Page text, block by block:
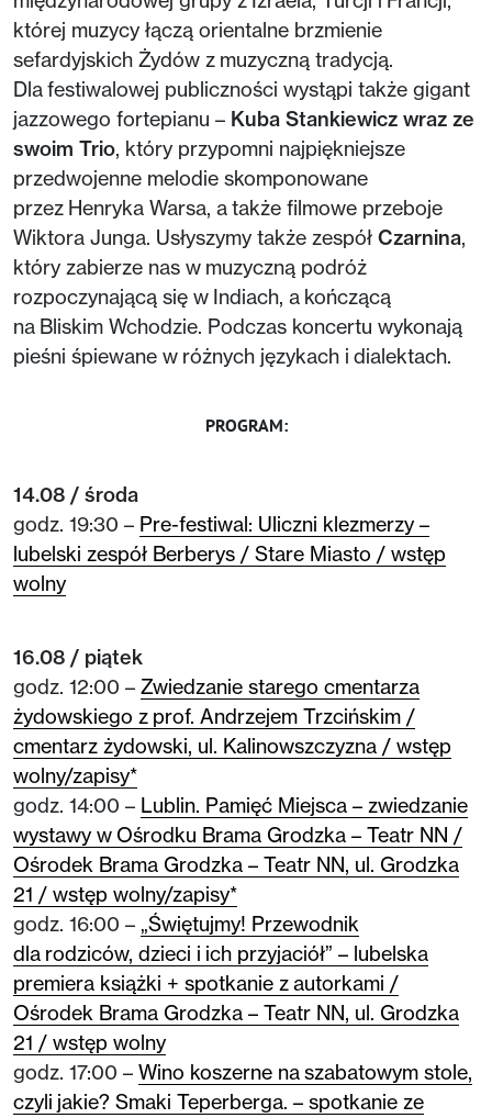
której muzycy łączą orientalne brzmienie
sefardyjskich Żydów z muzyczną tradycją.
Dla festiwalowej publiczności wystąpi także gigant
jazzowego fortepianu – Kuba Stankiewicz wraz ze
swoim Trio, który przypomni najpiękniejsze
przedwojenne melodie skomponowane
przez Henryka Warsa, a także filmowe przeboje
Wiktora Junga. Usłyszymy także zespół Czarnina,
który zabierze nas w muzyczną podróż
rozpoczynającą się w Indiach, a kończącą
na Bliskim Wchodzie. Podczas koncertu wykonają
pieśni śpiewane w różnych językach i dialektach.
PROGRAM:
14.08 / środa
godz. 19:30 – Pre-festiwal: Uliczni klezmerzy –
lubelski zespół Berberys / Stare Miasto / wstęp
wolny
16.08 / piątek
godz. 12:00 – Zwiedzanie starego cmentarza
żydowskiego z prof. Andrzejem Trzcińskim /
cmentarz żydowski, ul. Kalinowszczyzna / wstęp
wolny/zapisy*
godz. 14:00 – Lublin. Pamięć Miejsca – zwiedzanie
wystawy w Ośrodku Brama Grodzka – Teatr NN /
Ośrodek Brama Grodzka – Teatr NN, ul. Grodzka
21 / wstęp wolny/zapisy*
godz. 16:00 – „Świętujmy! Przewodnik
dla rodziców, dzieci i ich przyjaciół” – lubelska
premiera książki + spotkanie z autorkami /
Ośrodek Brama Grodzka – Teatr NN, ul. Grodzka
21 / wstęp wolny
godz. 17:00 – Wino koszerne na szabatowym stole,
czyli jakie? Smaki Teperberga. – spotkanie ze